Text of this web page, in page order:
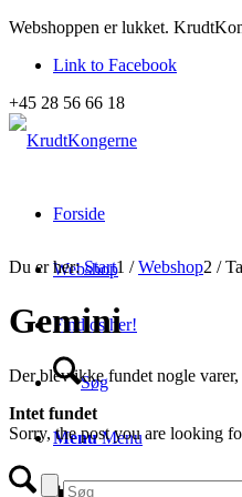
Webshoppen er lukket.
Link to Facebook
+45 28 56 66 18
Forside
Webshop
Find os her!
Søg
Menu Menu
Du er her: Start1 / Webshop2 /
Gemini
Der blev ikke fundet nogle
Intet fundet
Sorry, the post you are looking